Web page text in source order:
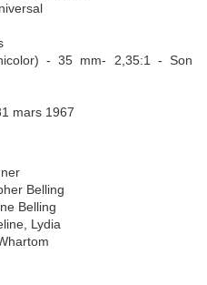
- 35 mm- 2,35:1 - Son
mars 1967
Belling
Belling
Lydia